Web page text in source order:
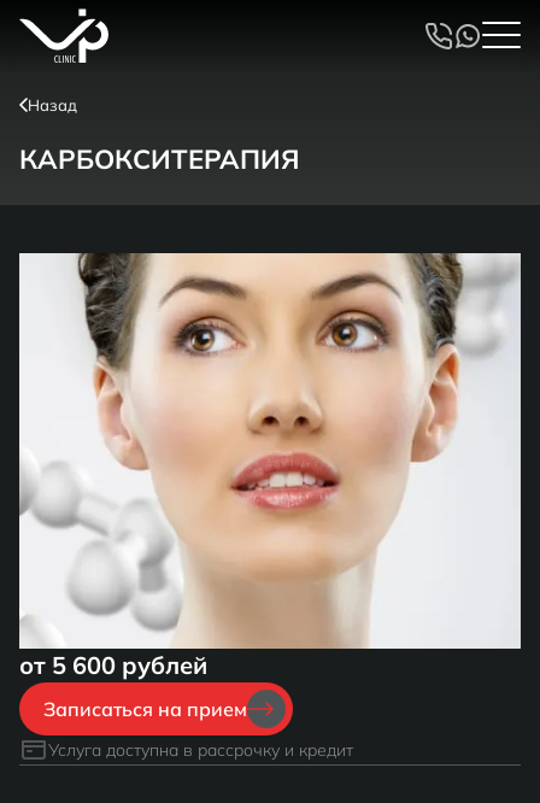
Назад
КАРБОКСИТЕРАПИЯ
от 5 600 рублей
Записаться на прием
Услуга доступна в рассрочку и кредит